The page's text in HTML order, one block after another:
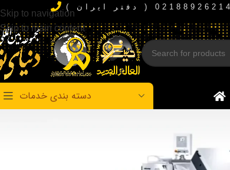
Skip to navigation
Skip to main content
دسته بندی خدمات
چاپ تجاری، چاپ روی متریال، لارج‌فرمت و خدمات پیش و پس از چاپ